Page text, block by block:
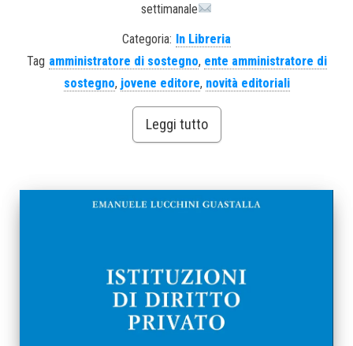
settimanale
Categoria: In Libreria
Tag amministratore di sostegno, ente amministratore di
sostegno, jovene editore, novità editoriali
Leggi tutto